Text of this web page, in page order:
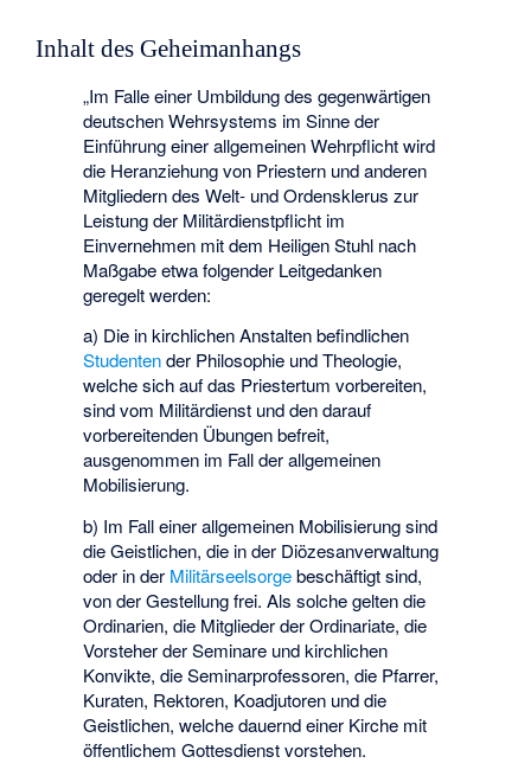
Inhalt des Geheimanhangs
„Im Falle einer Umbildung des gegenwärtigen
deutschen Wehrsystems im Sinne der
Einführung einer allgemeinen Wehrpflicht wird
die Heranziehung von Priestern und anderen
Mitgliedern des Welt- und Ordensklerus zur
Leistung der Militärdienstpflicht im
Einvernehmen mit dem Heiligen Stuhl nach
Maßgabe etwa folgender Leitgedanken
geregelt werden:
a) Die in kirchlichen Anstalten befindlichen
Studentender Philosophie und Theologie,
welche sich auf das Priestertum vorbereiten,
sind vom Militärdienst und den darauf
vorbereitenden Übungen befreit,
ausgenommen im Fall der allgemeinen
Mobilisierung.
b) Im Fall einer allgemeinen Mobilisierung sind
die Geistlichen, die in der Diözesanverwaltung
oder in der Militärseelsorgebeschäftigt sind,
von der Gestellung frei. Als solche gelten die
Ordinarien, die Mitglieder der Ordinariate, die
Vorsteher der Seminare und kirchlichen
Konvikte, die Seminarprofessoren, die Pfarrer,
Kuraten, Rektoren, Koadjutoren und die
Geistlichen, welche dauernd einer Kirche mit
öffentlichem Gottesdienst vorstehen.